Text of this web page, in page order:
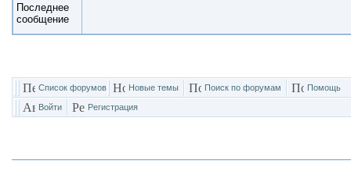
Последнее
сообщение
Список форумов Новые темы Поиск по форумам Помощь
Войти Регистрация